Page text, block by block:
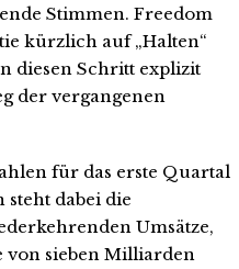
Stimmen. Freedom
kürzlich auf „Halten“
diesen Schritt explizit
der vergangenen
für das erste Quartal
dabei die
Umsätze,
von sieben Milliarden